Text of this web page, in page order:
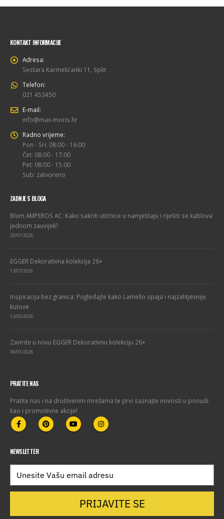
KONTAKT INFORMACIJE
Adresa:
Sestara Karmelićanki 11, Split
Telefon:
021 453450
E-mail:
info@max-moris.hr
Radno vrijeme:
Pon - Sri: 08:00 - 16:00
Čet: 08:00 - 17:00
Pet: 08:00 - 15:00
Sub: zatvoreno
ZADNJE S BLOGA
Blum AMPEROS AC: Kako sakriti utičnice u namještaju i riješiti se kablova
jednom zauvijek?
20/07/2026
EGGER Dekorativna kolekcija 26+
13/07/2026
Inspiracija bez granica: Pogledajte kako Lamello spaja i najzahtjevnije
kutove
12/05/2026
Zavirite u novu EGGER Dekorativnu kolekciju 26+
09/01/2026
PRATITE NAS
Pratite nas i na društvenim mrežama te prvi saznajte novosti u ponudi
kao i promotivne akcije!
NEWSLETTER
PRIJAVITE SE